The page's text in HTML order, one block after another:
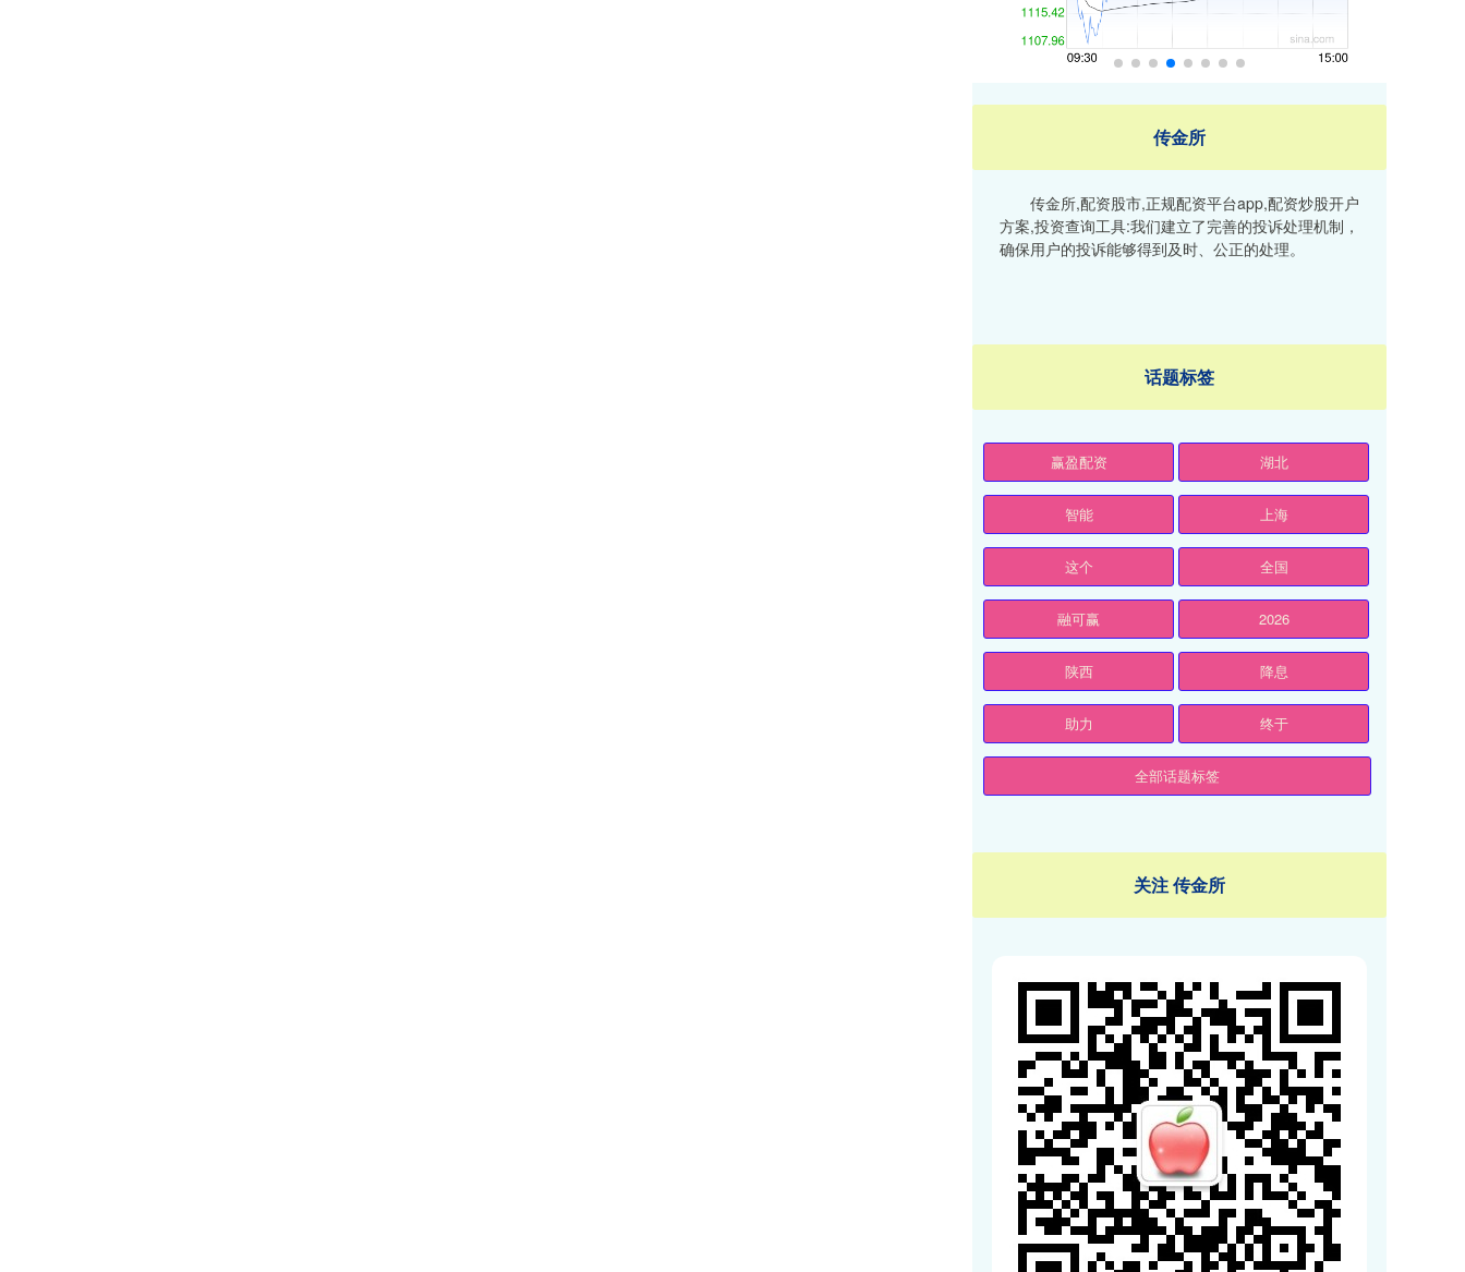
传金所
传金所,配资股市,正规配资平台app,配资炒股开户
方案,投资查询工具:我们建立了完善的投诉处理机制，
确保用户的投诉能够得到及时、公正的处理。
话题标签
赢盈配资 湖北
智能 上海
这个 全国
融可赢 2026
陕西 降息
助力 终于
全部话题标签
关注 传金所